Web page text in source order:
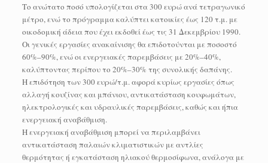
Το ανώτατο ποσό υπολογίζεται στα 300 ευρώ ανά τετραγωνικό
μέτρο, ενώ το πρόγραμμα καλύπτει κατοικίες έως 120 τ.μ. με
οικοδομική άδεια που έχει εκδοθεί έως τις 31 Δεκεμβρίου 1990.
Οι γενικές εργασίες ανακαίνισης θα επιδοτούνται με ποσοστό
60%–90%, ενώ οι ενεργειακές παρεμβάσεις με 20%–40%,
καλύπτοντας περίπου το 20%–30% της συνολικής δαπάνης.
Η επιδότηση των 300 ευρώ/τ.μ. αφορά κυρίως εργασίες όπως
αλλαγή κουζίνας και μπάνιου, αντικατάσταση κουφωμάτων,
ηλεκτρολογικές και υδραυλικές παρεμβάσεις, καθώς και ήπια
ενεργειακή αναβάθμιση.
Η ενεργειακή αναβάθμιση μπορεί να περιλαμβάνει
αντικατάσταση παλαιών κλιματιστικών με αντλίες
θερμότητας ή εγκατάσταση ηλιακού θερμοσίφωνα, ανάλογα με